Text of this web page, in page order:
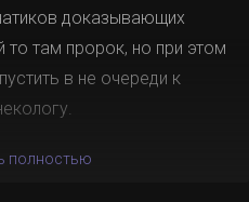
доказывающих
то там пророк, но при этом
в не очереди к
полностью